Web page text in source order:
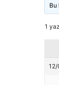
Bu
1
12/